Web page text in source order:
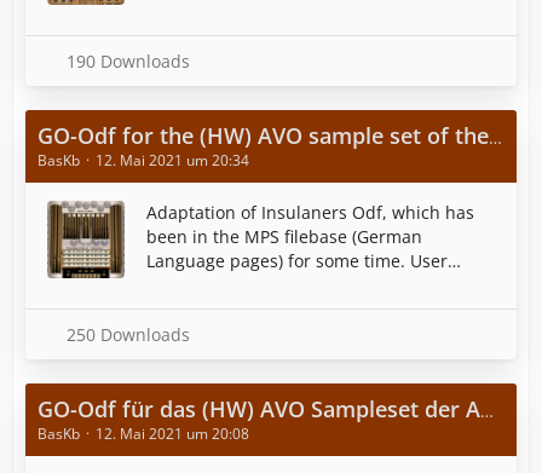
190 Downloads
GO-Odf for the (HW) AVO sample set of the Aeolian-Skinner organ (Op 1132) of the Redeemer Church from New Haven
BasKb 12. Mai 2021 um 20:34
Adaptation of Insulaners Odf, which has
been in the MPS filebase (German
Language pages) for some time. User
(resolution 1280 x 800) with a suitable
background. Stereo and surround versions.
250 Downloads
GO-Odf für das (HW) AVO Sampleset der Aeolian-Skinner Orgel (Op 1132) der Redeemer Church aus New Haven
BasKb 12. Mai 2021 um 20:08